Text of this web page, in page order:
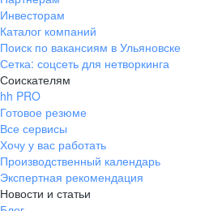
Инвесторам
Каталог компаний
Поиск по вакансиям в Ульяновске
Сетка: соцсеть для нетворкинга
Соискателям
hh PRO
Готовое резюме
Все сервисы
Хочу у вас работать
Производственный календарь
Экспертная рекомендация
Новости и статьи